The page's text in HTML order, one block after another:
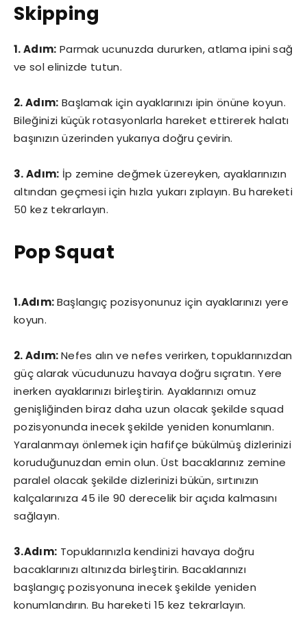
Skipping
1. Adım: Parmak ucunuzda dururken, atlama ipini sağ
ve sol elinizde tutun.
2. Adım: Başlamak için ayaklarınızı ipin önüne koyun.
Bileğinizi küçük rotasyonlarla hareket ettirerek halatı
başınızın üzerinden yukarıya doğru çevirin.
3. Adım: İp zemine değmek üzereyken, ayaklarınızın
altından geçmesi için hızla yukarı zıplayın. Bu hareketi
50 kez tekrarlayın.
Pop Squat
1.Adım:Başlangıç pozisyonunuz için ayaklarınızı yere
koyun.
2. Adım:Nefes alın ve nefes verirken, topuklarınızdan
güç alarak vücudunuzu havaya doğru sıçratın. Yere
inerken ayaklarınızı birleştirin. Ayaklarınızı omuz
genişliğinden biraz daha uzun olacak şekilde squad
pozisyonunda inecek şekilde yeniden konumlanın.
Yaralanmayı önlemek için hafifçe bükülmüş dizlerinizi
koruduğunuzdan emin olun. Üst bacaklarınız zemine
paralel olacak şekilde dizlerinizi bükün, sırtınızın
kalçalarınıza 45 ile 90 derecelik bir açıda kalmasını
sağlayın.
3.Adım: Topuklarınızla kendinizi havaya doğru
bacaklarınızı altınızda birleştirin. Bacaklarınızı
başlangıç pozisyonuna inecek şekilde yeniden
konumlandırın. Bu hareketi 15 kez tekrarlayın.